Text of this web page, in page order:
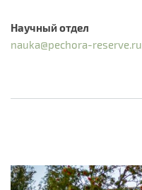
Научный отдел
nauka@pechora-reserve.ru